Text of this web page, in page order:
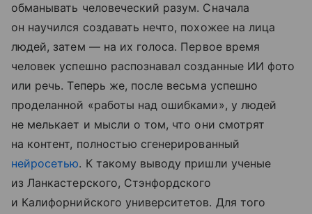
обманывать человеческий разум. Сначала
он научился создавать нечто, похожее на лица
людей, затем — на их голоса. Первое время
человек успешно распознавал созданные ИИ фото
или речь. Теперь же, после весьма успешно
проделанной «работы над ошибками», у людей
не мелькает и мысли о том, что они смотрят
на контент, полностью сгенерированный
нейросетью. К такому выводу пришли ученые
из Ланкастерского, Стэнфордского
и Калифорнийского университетов. Для того